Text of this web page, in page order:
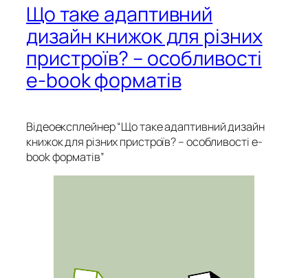
Що таке адаптивний
дизайн книжок для різних
пристроїв? – особливості
e-book форматів
Відеоексплейнер “Що таке адаптивний дизайн
книжок для різних пристроїв? – особливості e-
book форматів”